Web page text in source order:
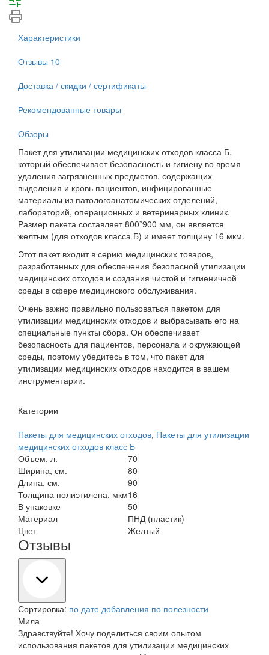
Характеристики
Отзывы 10
Доставка / скидки / сертификаты
Рекомендованные товары
Обзоры
Пакет для утилизации медицинских отходов класса Б,
который обеспечивает безопасность и гигиену во время
удаления загрязненных предметов, содержащих
выделения и кровь пациентов, инфицированные
материалы из патологоанатомических отделений,
лабораторий, операционных и ветеринарных клиник.
Размер пакета составляет 800*900 мм, он является
желтым (для отходов класса Б) и имеет толщину 16 мкм.
Этот пакет входит в серию медицинских товаров,
разработанных для обеспечения безопасной утилизации
медицинских отходов и создания чистой и гигиеничной
среды в сфере медицинского обслуживания.
Очень важно правильно пользоваться пакетом для
утилизации медицинских отходов и выбрасывать его на
специальные пункты сбора. Он обеспечивает
безопасность для пациентов, персонала и окружающей
среды, поэтому убедитесь в том, что пакет для
утилизации медицинских отходов находится в вашем
инструментарии.
Категории
Пакеты для медицинских отходов, Пакеты для утилизации
медицинских отходов класс Б
Объем, л.
70
Ширина, см.
80
Длина, см.
90
Толщина полиэтилена, мкм16
В упаковке
50
Материал
ПНД (пластик)
Цвет
Желтый
Отзывы
Сортировка: по дате добавления по полезности
Мила
Здравствуйте! Хочу поделиться своим опытом
использования пакетов для утилизации медицинских